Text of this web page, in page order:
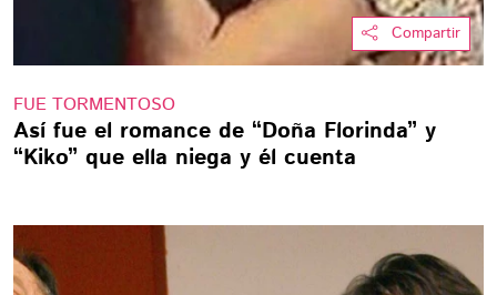
Compartir
FUE TORMENTOSO
Así fue el romance de “Doña Florinda” y
“Kiko” que ella niega y él cuenta